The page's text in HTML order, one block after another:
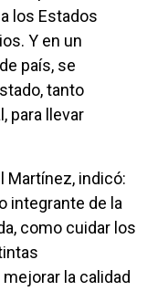
los Estados
Y en un
país, se
tanto
para llevar
Martínez, indicó:
integrante de la
como cuidar los
la calidad